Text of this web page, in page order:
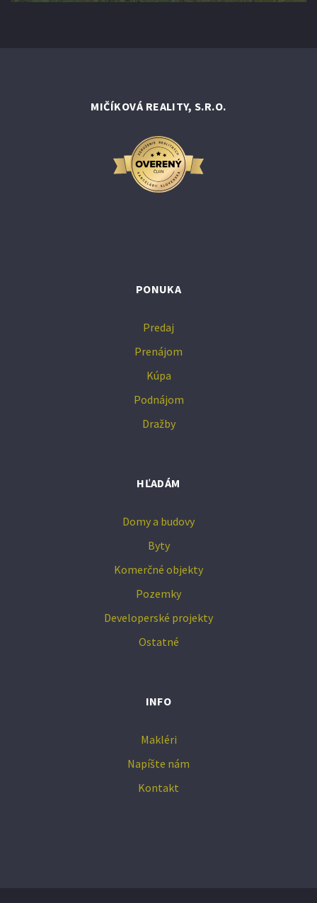
MIČÍKOVÁ REALITY, S.R.O.
PONUKA
Predaj
Prenájom
Kúpa
Podnájom
Dražby
HĽADÁM
Domy a budovy
Byty
Komerčné objekty
Pozemky
Developerské projekty
Ostatné
INFO
Makléri
Napíšte nám
Kontakt